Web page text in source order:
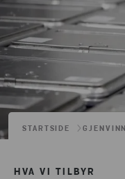
STARTSIDE
HVA VI TILBYR